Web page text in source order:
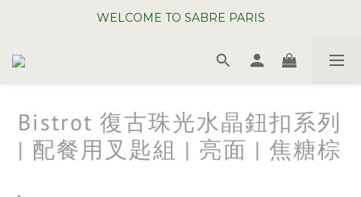
WELCOME TO SABRE PARIS
WELCOME TO SABRE PARIS
夏日年中慶全館 88 折
Bistrot 復古珠光水晶鈕扣系列
| 配餐用叉匙組 | 亮面 | 焦糖棕